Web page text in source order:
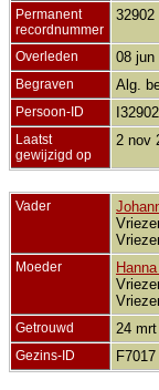
Permanent
recordnummer
32902
Overleden 08 jun
Begraven Alg.
Persoon-ID I32902
Laatst
gewijzigd op
2 nov
Vader
Moeder
Getrouwd 24
Gezins-ID F7017